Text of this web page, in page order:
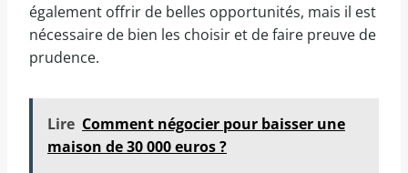
également offrir de belles opportunités, mais il est
nécessaire de bien les choisir et de faire preuve de
prudence.
Lire Comment négocier pour baisser une
maison de 30 000 euros ?